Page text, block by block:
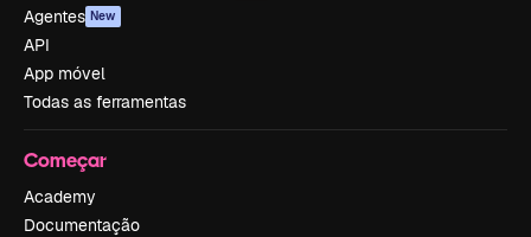
Agentes New
API
App móvel
Todas as ferramentas
Começar
Academy
Documentação